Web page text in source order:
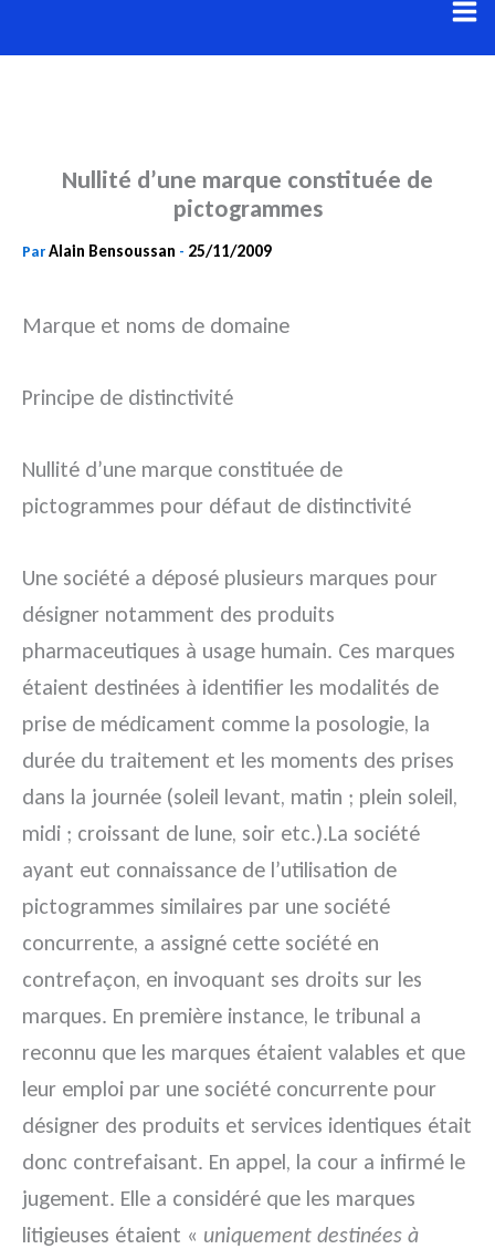
au
Nullité d’une marque constituée de
pictogrammes
ParAlain Bensoussan - 25/11/2009
Marque et noms de domaine
Principe de distinctivité
Nullité d’une marque constituée de
pictogrammes pour défaut de distinctivité
Une société a déposé plusieurs marques pour
désigner notamment des produits
pharmaceutiques à usage humain. Ces marques
étaient destinées à identifier les modalités de
prise de médicament comme la posologie, la
durée du traitement et les moments des prises
dans la journée (soleil levant, matin ; plein soleil,
midi ; croissant de lune, soir etc.).La société
ayant eut connaissance de l’utilisation de
pictogrammes similaires par une société
concurrente, a assigné cette société en
contrefaçon, en invoquant ses droits sur les
marques. En première instance, le tribunal a
reconnu que les marques étaient valables et que
leur emploi par une société concurrente pour
désigner des produits et services identiques était
donc contrefaisant. En appel, la cour a infirmé le
jugement. Elle a considéré que les marques
litigieuses étaient « uniquement destinées à